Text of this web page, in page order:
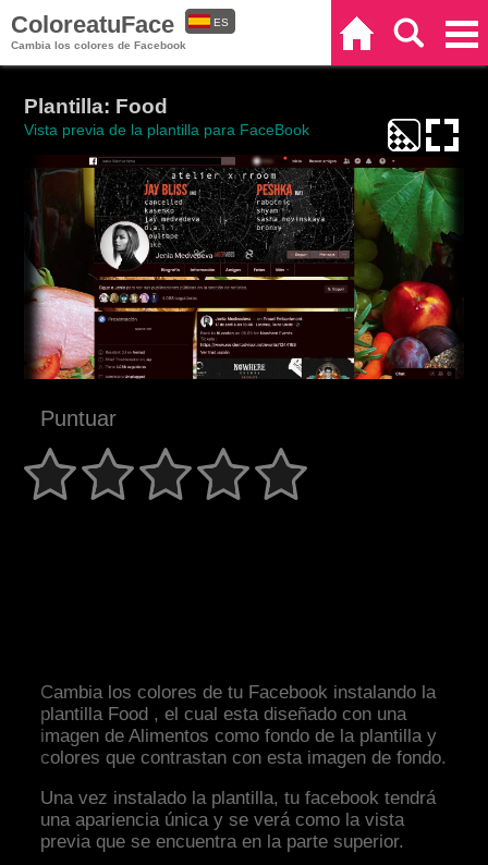
ColoreatuFace
Cambia los colores de Facebook
ES
Plantilla: Food
Vista previa de la plantilla para FaceBook
Puntuar
Cambia los colores de tu Facebook instalando la
plantilla Food , el cual esta diseñado con una
imagen de Alimentos como fondo de la plantilla y
colores que contrastan con esta imagen de fondo.
Una vez instalado la plantilla, tu facebook tendrá
una apariencia única y se verá como la vista
previa que se encuentra en la parte superior.